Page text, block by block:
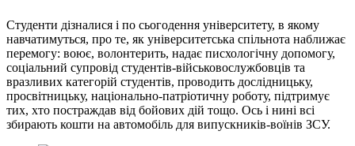
Студенти дізналися і по сьогодення університету, в якому
навчатимуться, про те, як університетська спільнота наближає
перемогу: воює, волонтерить, надає писхологічну допомогу,
соціальний супровід студентів-військовослужбовців та
вразливих категорій студентів, проводить дослідницьку,
просвітницьку, національно-патріотичну роботу, підтримує
тих, хто постраждав від бойових дій тощо. Ось і нині всі
збирають кошти на автомобіль для випускників-воїнів ЗСУ.